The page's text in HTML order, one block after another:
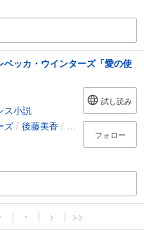
ッカ・ウインターズ「愛の使
ス小説
ズ / 後藤美香 / 宇丹貴代実
試し読み
フォロー
・ ・ > >>